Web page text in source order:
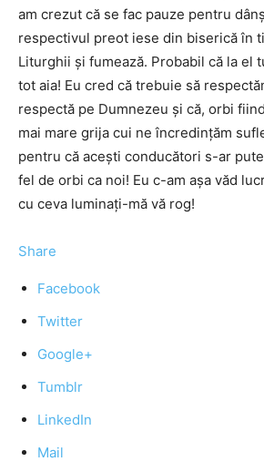
am crezut că se fac pauze pentru
respectivul preot iese din biserică în
Liturghii și fumează. Probabil că la el
tot aia! Eu cred că trebuie să
respectă pe Dumnezeu și că, orbi
mai mare grija cui ne încredințăm
pentru că acești conducători s-ar
fel de orbi ca noi! Eu c-am așa văd
cu ceva luminați-mă vă rog!
Share
Facebook
Twitter
Google+
Tumblr
LinkedIn
Mail